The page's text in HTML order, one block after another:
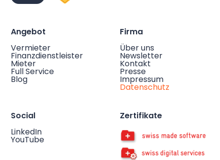
Angebot
Vermieter
Finanzdienstleister
Mieter
Full Service
Blog
Firma
Über uns
Newsletter
Kontakt
Presse
Impressum
Datenschutz
Social
LinkedIn
YouTube
Zertifikate